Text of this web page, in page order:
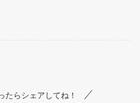
たらシェアしてね！